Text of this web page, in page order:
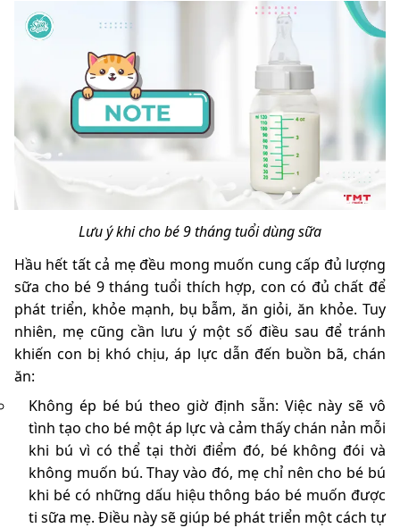
Lưu ý khi cho bé 9 tháng tuổi dùng sữa
Hầu hết tất cả mẹ đều mong muốn cung cấp đủ lượng
sữa cho bé 9 tháng tuổi thích hợp, con có đủ chất để
phát triển, khỏe mạnh, bụ bẫm, ăn giỏi, ăn khỏe. Tuy
nhiên, mẹ cũng cần lưu ý một số điều sau để tránh
khiến con bị khó chịu, áp lực dẫn đến buồn bã, chán
ăn:
Không ép bé bú theo giờ định sẵn: Việc này sẽ vô
tình tạo cho bé một áp lực và cảm thấy chán nản mỗi
khi bú vì có thể tại thời điểm đó, bé không đói và
không muốn bú. Thay vào đó, mẹ chỉ nên cho bé bú
khi bé có những dấu hiệu thông báo bé muốn được
ti sữa mẹ. Điều này sẽ giúp bé phát triển một cách tự